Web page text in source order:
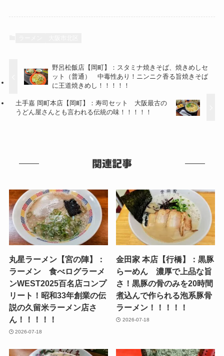
野呂松飯店【岡町】：スタミナ焼きそば、焼きめしセ
ット（普通） 中毒性あり！ニンニク香る旨焼きそば
に王道焼きめし！！！！！
土手嘉 岡町本店【岡町】：寿司セット 大阪最古の
うどん屋さんとも言われる伝統の味！！！！！
関連記事
丸星ラーメン【宮の陣】：
ラーメン 食べログラーメ
ンWEST2025百名店コンプ
リート！昭和33年創業の伝
説の久留米ラーメン店さ
ん！！！！！
2026-07-18
金田家 本店【行橋】：黒豚
らーめん 濃厚で上品な旨
さ！黒豚の骨のみを20時間
煮込んで作られる泡系豚骨
ラーメン！！！！！
2026-07-18